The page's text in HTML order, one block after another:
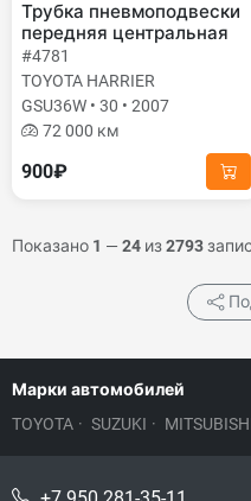
Трубка пневмоподвески
передняя центральная
#4781
TOYOTA HARRIER
GSU36W • 30 • 2007
72 000 км
900₽
Показано 1 — 24 из2793
Марки автомобилей
TOYOTA · SUZUKI ·